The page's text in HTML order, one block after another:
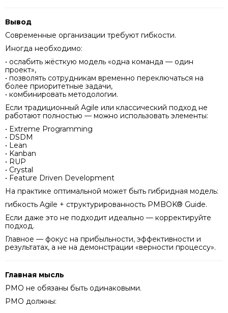
Вывод
Современные организации требуют гибкости.
Иногда необходимо:
• ослабить жёсткую модель «одна команда — один
проект»,
• позволять сотрудникам временно переключаться на
более приоритетные задачи,
• комбинировать методологии.
Если традиционный Agile или классический подход не
работают полностью — можно использовать элементы:
• Extreme Programming
• DSDM
• Lean
• Kanban
• RUP
• Crystal
• Feature Driven Development
На практике оптимальной может быть гибридная модель:
гибкость Agile + структурированность PMBOK® Guide.
Если даже это не подходит идеально — корректируйте
подход.
Главное — фокус на прибыльности, эффективности и
результатах, а не на демонстрации «верности процессу».
Главная мысль
PMO не обязаны быть одинаковыми.
PMO должны: